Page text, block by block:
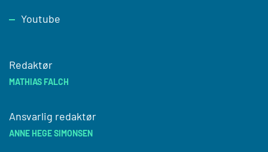
Youtube
Redaktør
MATHIAS FALCH
Ansvarlig redaktør
ANNE HEGE SIMONSEN